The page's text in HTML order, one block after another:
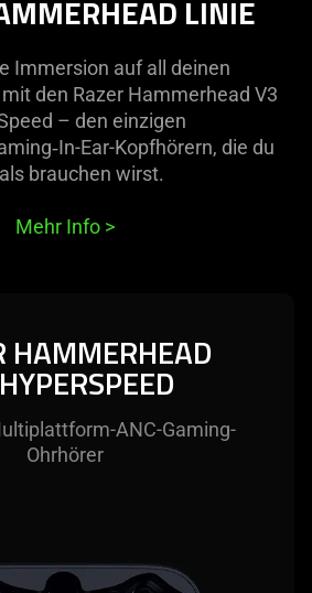
LINIE
Immersion auf all deinen
den Razer Hammerhead V3
– den einzigen
Ear-Kopfhörern, die du
brauchen wirst.
Mehr Info >
HAMMERHEAD
ANC-Gaming-
Ohrhörer